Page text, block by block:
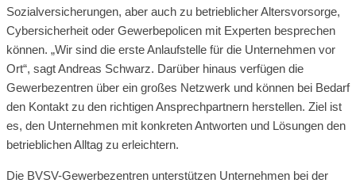
Sozialversicherungen, aber auch zu betrieblicher Altersvorsorge,
Cybersicherheit oder Gewerbepolicen mit Experten besprechen
können. „Wir sind die erste Anlaufstelle für die Unternehmen vor
Ort“, sagt Andreas Schwarz. Darüber hinaus verfügen die
Gewerbezentren über ein großes Netzwerk und können bei Bedarf
den Kontakt zu den richtigen Ansprechpartnern herstellen. Ziel ist
es, den Unternehmen mit konkreten Antworten und Lösungen den
betrieblichen Alltag zu erleichtern.
Die BVSV-Gewerbezentren unterstützen Unternehmen bei der